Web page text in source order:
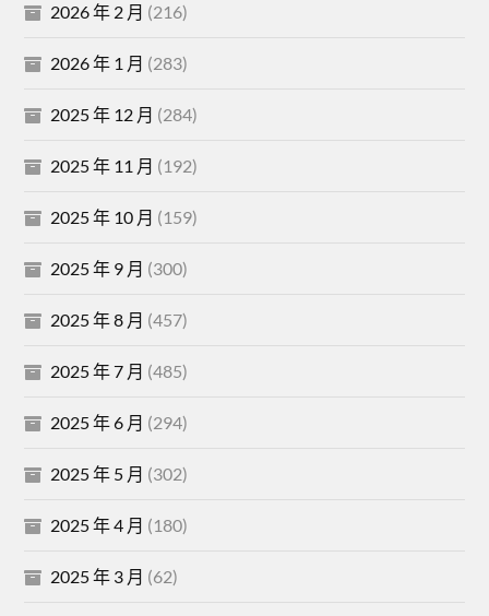
2026 年 2 月 (216)
2026 年 1 月 (283)
2025 年 12 月 (284)
2025 年 11 月 (192)
2025 年 10 月 (159)
2025 年 9 月 (300)
2025 年 8 月 (457)
2025 年 7 月 (485)
2025 年 6 月 (294)
2025 年 5 月 (302)
2025 年 4 月 (180)
2025 年 3 月 (62)